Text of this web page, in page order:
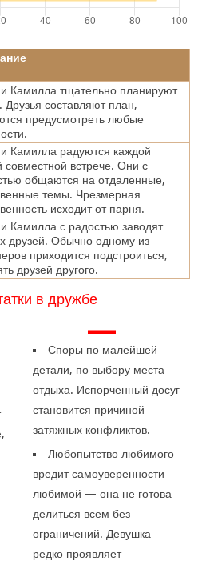
Камилла тщательно планируют
Друзья составляют план,
предусмотреть любые
Камилла радуются каждой
совместной встрече. Они с
общаются на отдаленные,
темы. Чрезмерная
исходит от парня.
Камилла с радостью заводят
друзей. Обычно одному из
приходится подстроиться,
друзей другого.
в дружбе
—
Споры по малейшей
детали, по выбору места
отдыха. Испорченный досуг
становится причиной
затяжных конфликтов.
Любопытство любимого
вредит самоуверенности
любимой — она не готова
делиться всем без
ограничений. Девушка
редко проявляет